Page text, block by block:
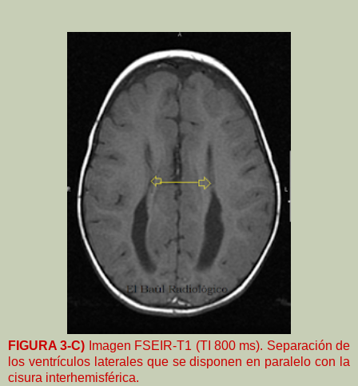
FIGURA 3-C) Imagen FSEIR-T1 (TI 800 ms). Separación de
los ventrículos laterales que se disponen en paralelo con la
cisura interhemisférica.